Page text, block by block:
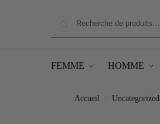
FEMME HOMME
Accueil Uncategorized